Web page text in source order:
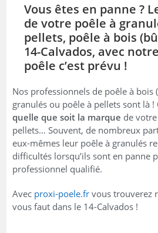
Vous êtes en panne ?
de votre poêle à
pellets, poêle à bois
14-Calvados, avec
poêle c’est prévu !
Nos professionnels de poêle à bois
granulés ou poêle à pellets sont là
quelle que soit la marque de
pellets… Souvent, de nombreux
eux-mêmes leur poêle à granulés
difficultés lorsqu’ils sont en panne
professionnel qualifié.
Avec proxi-poele.fr vous trouverez
vous faut dans le 14-Calvados !